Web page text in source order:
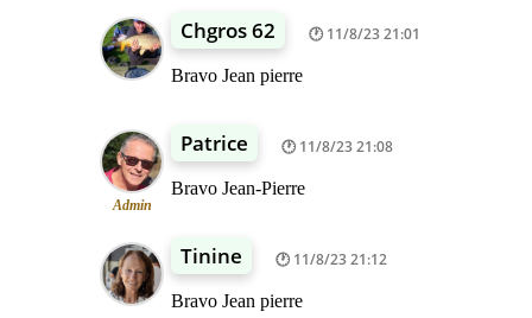
Chgros 62 11/8/23 21:01
Bravo Jean pierre
Admin
Patrice 11/8/23 21:08
Bravo Jean-Pierre
Tinine 11/8/23 21:12
Bravo Jean pierre